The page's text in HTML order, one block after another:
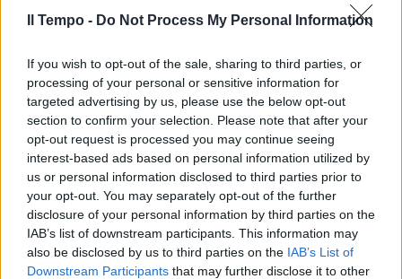
Il Tempo - Do Not Process My Personal Information
If you wish to opt-out of the sale, sharing to third parties, or
processing of your personal or sensitive information for
targeted advertising by us, please use the below opt-out
section to confirm your selection. Please note that after your
opt-out request is processed you may continue seeing
interest-based ads based on personal information utilized by
us or personal information disclosed to third parties prior to
your opt-out. You may separately opt-out of the further
disclosure of your personal information by third parties on the
IAB’s list of downstream participants. This information may
also be disclosed by us to third parties on the IAB’s List of
Downstream Participants that may further disclose it to other